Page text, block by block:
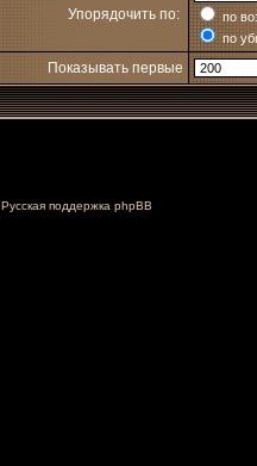
Упорядочить по:
по
по
Показывать первые
Русская поддержка phpBB